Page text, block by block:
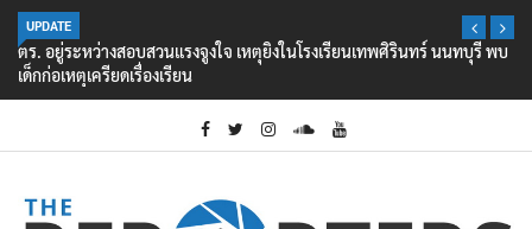
UPDATE
ตร. อยู่ระหว่างสอบสวนแรงจูงใจ เหตุยิงในโรงเรียนเทพศิรินทร์ นนทบุรี พบ
เด็กก่อเหตุเครียดเรื่องเรียน